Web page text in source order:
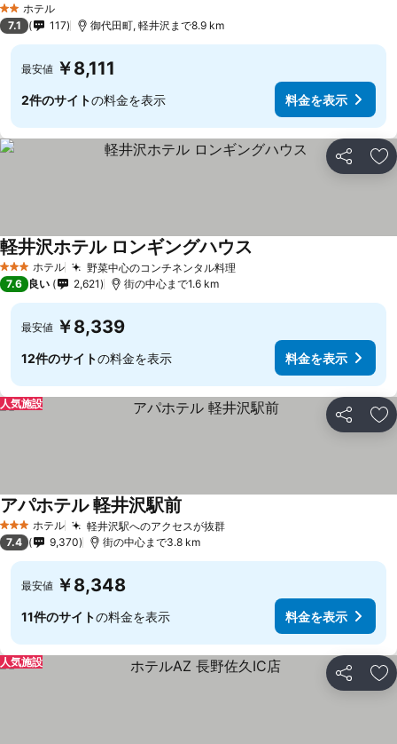
2 ホテルのランク
ホテル
7.1 117 御代田町, 軽井沢まで8.9 km
最安値 ￥8,111
2件のサイトの料金を表示 料金を表示
シェア お
3 ホテルのランク
ホテル 野菜中心のコンチネンタル料理料金を表示
軽井沢ホテル ロンギングハウス
7.6 良い 2,621 街の中心まで1.6 km
最安値 ￥8,339
12件のサイトの料金を表示 料金を表示
シェア お
人気施設
3 ホテルのランク
ホテル 軽井沢駅へのアクセスが抜群料金を表示
アパホテル 軽井沢駅前
7.4 9,370 街の中心まで3.8 km
最安値 ￥8,348
11件のサイトの料金を表示 料金を表示
シェア お
人気施設